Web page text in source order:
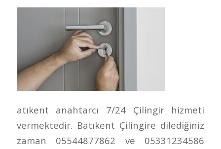
atıkent anahtarcı 7/24 Çilingir hizmeti
vermektedir. Batıkent Çilingire dilediğiniz
zaman 05544877862 ve 05331234586